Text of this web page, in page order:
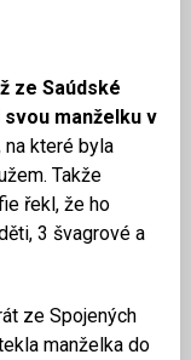
ze Saúdské
manželku v
které byla
Takže
řekl, že ho
3 švagrové a
ze Spojených
manželka do